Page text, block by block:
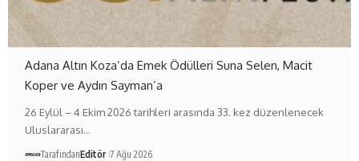
Adana Altın Koza’da Emek Ödülleri Suna Selen, Macit
Koper ve Aydın Sayman’a
26 Eylül – 4 Ekim 2026 tarihleri arasında 33. kez düzenlenecek
Uluslararası…
TarafındanEditör 7 Ağu 2026